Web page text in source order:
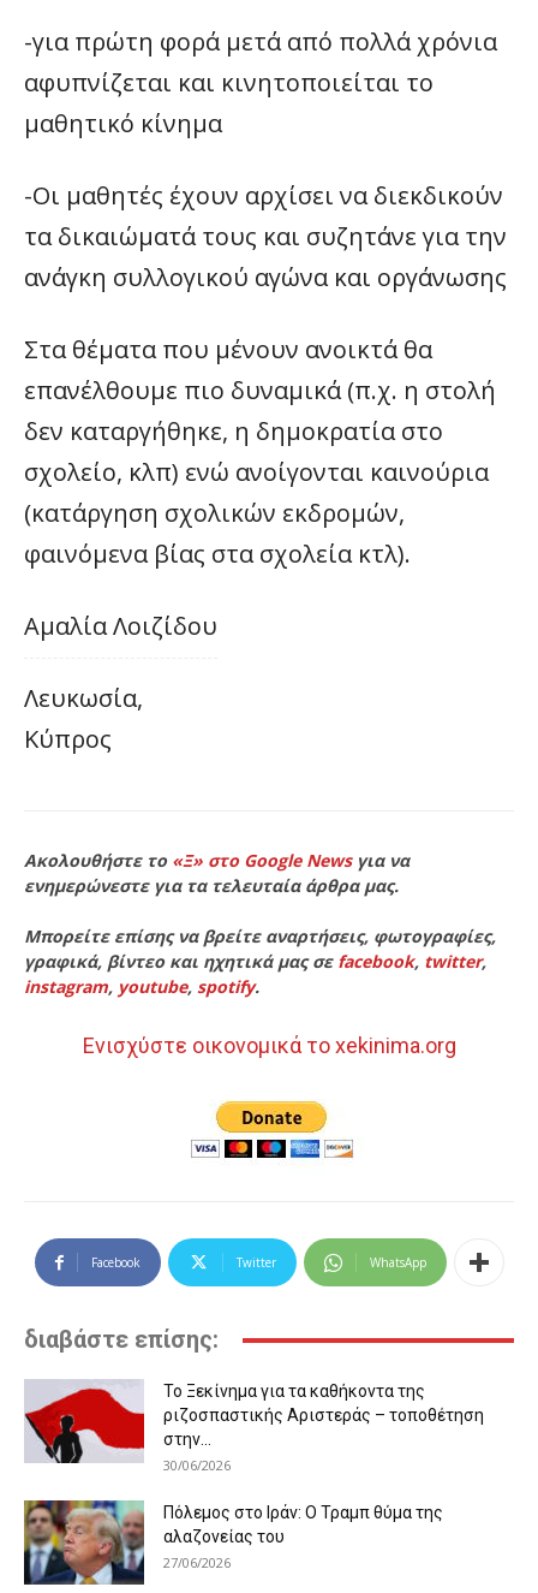
-για πρώτη φορά μετά από πολλά χρόνια
αφυπνίζεται και κινητοποιείται το
μαθητικό κίνημα
-Οι μαθητές έχουν αρχίσει να διεκδικούν
τα δικαιώματά τους και συζητάνε για την
ανάγκη συλλογικού αγώνα και οργάνωσης
Στα θέματα που μένουν ανοικτά θα
επανέλθουμε πιο δυναμικά (π.χ. η στολή
δεν καταργήθηκε, η δημοκρατία στο
σχολείο, κλπ) ενώ ανοίγονται καινούρια
(κατάργηση σχολικών εκδρομών,
φαινόμενα βίας στα σχολεία κτλ).
Αμαλία Λοιζίδου
Λευκωσία,
Κύπρος
Ακολουθήστε το «Ξ» στο Google Newsγια να
ενημερώνεστε για τα τελευταία άρθρα μας.
Μπορείτε επίσης να βρείτε αναρτήσεις, φωτογραφίες,
γραφικά, βίντεο και ηχητικά μας σε facebook, twitter,
instagram, youtube, spotify.
Ενισχύστε οικονομικά το xekinima.org
Facebook Twitter WhatsApp
διαβάστε επίσης:
Το Ξεκίνημα για τα καθήκοντα της
ριζοσπαστικής Αριστεράς – τοποθέτηση
στην...
30/06/2026
Πόλεμος στο Ιράν: Ο Τραμπ θύμα της
αλαζονείας του
27/06/2026